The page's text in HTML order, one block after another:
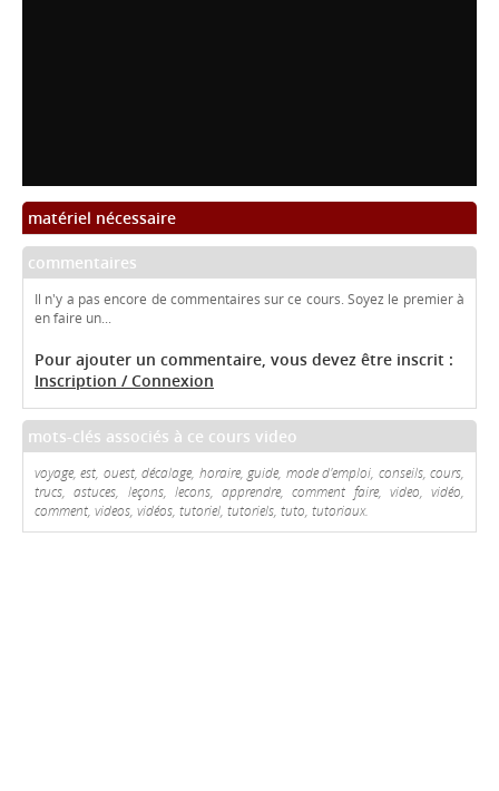
matériel nécessaire
commentaires
Il n'y a pas encore de commentaires sur ce cours. Soyez le premier à
en faire un...
Pour ajouter un commentaire, vous devez être inscrit :
Inscription / Connexion
mots-clés associés à ce cours video
voyage, est, ouest, décalage, horaire, guide, mode d'emploi, conseils, cours,
trucs, astuces, leçons, lecons, apprendre, comment faire, video, vidéo,
comment, videos, vidéos, tutoriel, tutoriels, tuto, tutoriaux.